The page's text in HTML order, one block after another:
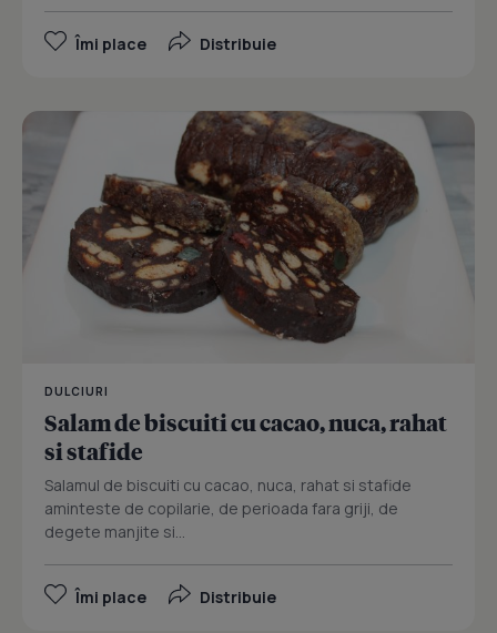
Îmi place Distribuie
DULCIURI
Salam de biscuiti cu cacao, nuca, rahat
si stafide
Salamul de biscuiti cu cacao, nuca, rahat si stafide
aminteste de copilarie, de perioada fara griji, de
degete manjite si...
Îmi place Distribuie